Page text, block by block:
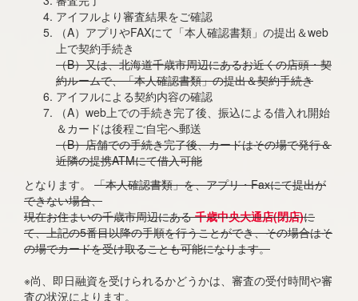
アイフルより審査結果をご確認
（A）アプリやFAXにて「本人確認書類」の提出＆web
上で契約手続き
（B）又は、北海道千歳市周辺にあるお近くの店頭・契
約ルームで、「本人確認書類」の提出＆契約手続き
アイフルによる契約内容の確認
（A）web上での手続き完了後、振込による借入れ開始
＆カードは後程ご自宅へ郵送
（B）店舗での手続き完了後、カードはその場で発行＆
近隣の提携ATMにて借入可能
となります。 「本人確認書類」を、アプリ・Faxにて提出が
できない場合、
現在お住まいの千歳市周辺にある千歳中央大通店(閉店)に
て、上記の5番目以降の手順を行うことができ、その場合はそ
の場でカードを受け取ることも可能になります。
※尚、即日融資を受けられるかどうかは、審査の受付時間や審
査の状況によります。